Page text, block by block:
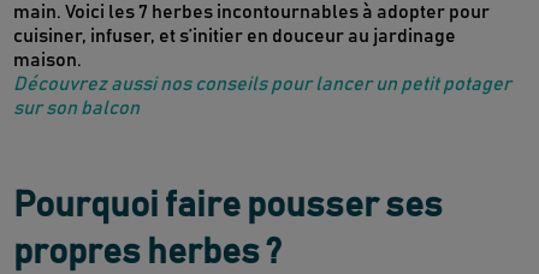
main. Voici les 7 herbes incontournables à adopter pour
cuisiner, infuser, et s’initier en douceur au jardinage
maison.
Découvrez aussi nos conseils pour lancer un petit potager
sur son balcon
Pourquoi faire pousser ses
propres herbes ?